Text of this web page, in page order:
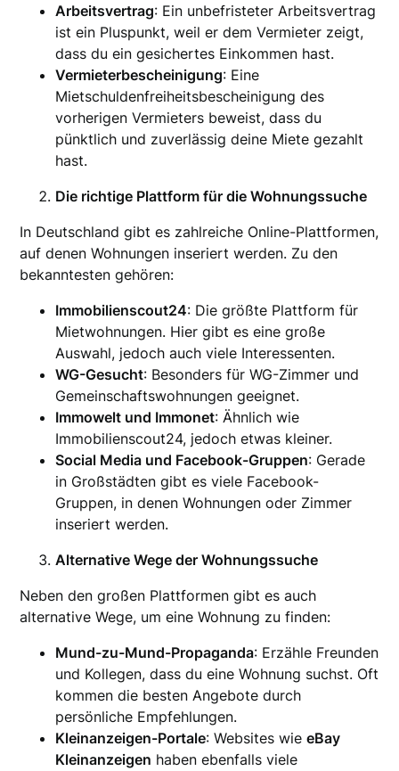
Arbeitsvertrag: Ein unbefristeter Arbeitsvertrag
ist ein Pluspunkt, weil er dem Vermieter zeigt,
dass du ein gesichertes Einkommen hast.
Vermieterbescheinigung: Eine
Mietschuldenfreiheitsbescheinigung des
vorherigen Vermieters beweist, dass du
pünktlich und zuverlässig deine Miete gezahlt
hast.
Die richtige Plattform für die Wohnungssuche
In Deutschland gibt es zahlreiche Online-Plattformen,
auf denen Wohnungen inseriert werden. Zu den
bekanntesten gehören:
Immobilienscout24: Die größte Plattform für
Mietwohnungen. Hier gibt es eine große
Auswahl, jedoch auch viele Interessenten.
WG-Gesucht: Besonders für WG-Zimmer und
Gemeinschaftswohnungen geeignet.
Immowelt und Immonet: Ähnlich wie
Immobilienscout24, jedoch etwas kleiner.
Social Media und Facebook-Gruppen: Gerade
in Großstädten gibt es viele Facebook-
Gruppen, in denen Wohnungen oder Zimmer
inseriert werden.
Alternative Wege der Wohnungssuche
Neben den großen Plattformen gibt es auch
alternative Wege, um eine Wohnung zu finden:
Mund-zu-Mund-Propaganda: Erzähle Freunden
und Kollegen, dass du eine Wohnung suchst. Oft
kommen die besten Angebote durch
persönliche Empfehlungen.
Kleinanzeigen-Portale: Websites wieeBay
Kleinanzeigen haben ebenfalls viele